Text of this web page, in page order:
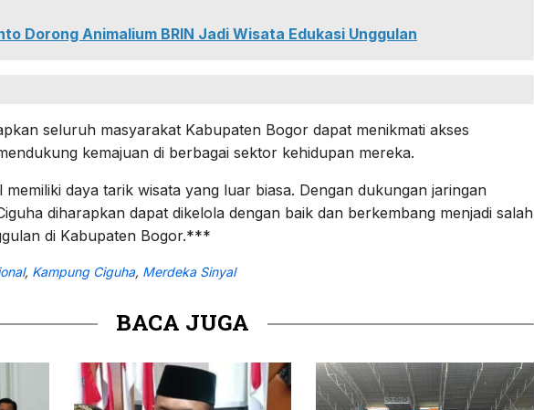
Dorong Animalium BRIN Jadi Wisata Edukasi Unggulan
seluruh masyarakat Kabupaten Bogor dapat menikmati akses
kemajuan di berbagai sektor kehidupan mereka.
memiliki daya tarik wisata yang luar biasa. Dengan dukungan jaringan
diharapkan dapat dikelola dengan baik dan berkembang menjadi salah
di Kabupaten Bogor.***
, Kampung Ciguha, Merdeka Sinyal
BACA JUGA